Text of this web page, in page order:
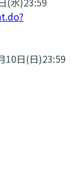
10日(日)23:59